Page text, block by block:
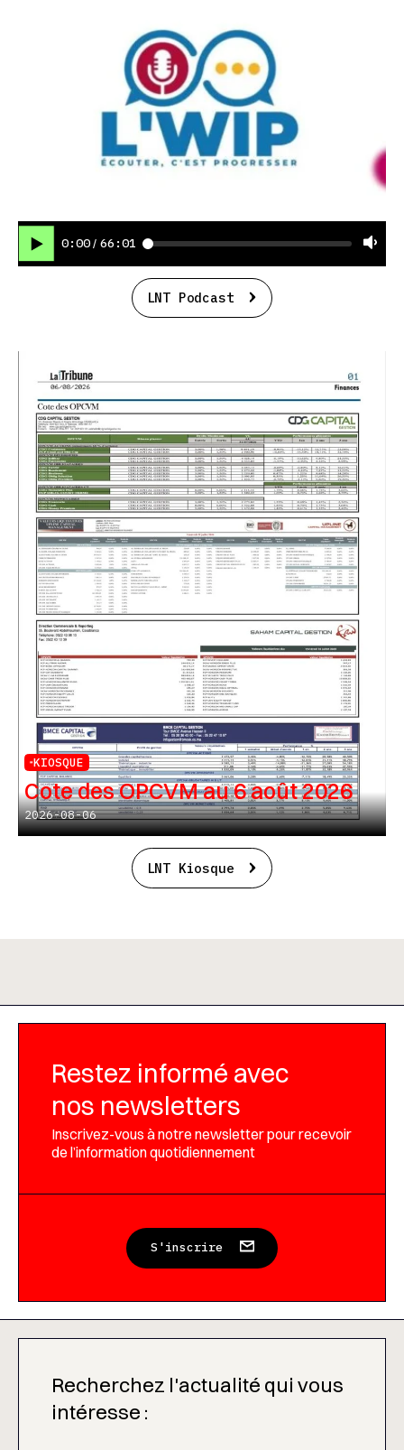
0:00 / 66:01
LNT Podcast
KIOSQUE
Cote des OPCVM au 6 août 2026
2026-08-06
LNT Kiosque
Restez informé avec
nos newsletters
Inscrivez-vous à notre newsletter pour recevoir
de l’information quotidiennement
S'inscrire
Recherchez l'actualité qui vous
intéresse :